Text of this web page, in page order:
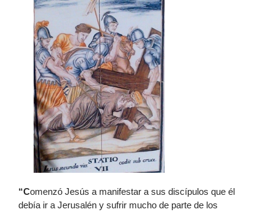
“Comenzó Jesús a manifestar a sus discípulos que él
debía ir a Jerusalén y sufrir mucho de parte de los